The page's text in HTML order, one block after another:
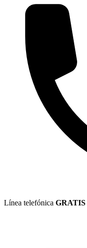
Línea telefónica GRATIS